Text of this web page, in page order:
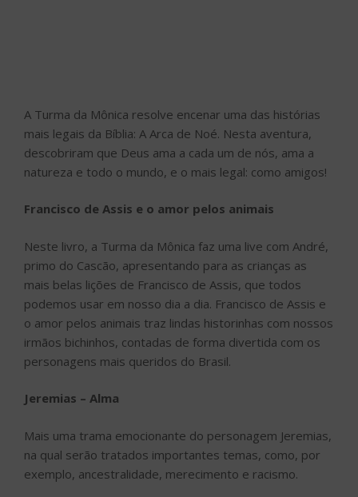
A Turma da Mônica resolve encenar uma das histórias
mais legais da Bíblia: A Arca de Noé. Nesta aventura,
descobriram que Deus ama a cada um de nós, ama a
natureza e todo o mundo, e o mais legal: como amigos!
Francisco de Assis e o amor pelos animais
Neste livro, a Turma da Mônica faz uma live com André,
primo do Cascão, apresentando para as crianças as
mais belas lições de Francisco de Assis, que todos
podemos usar em nosso dia a dia. Francisco de Assis e
o amor pelos animais traz lindas historinhas com nossos
irmãos bichinhos, contadas de forma divertida com os
personagens mais queridos do Brasil.
Jeremias – Alma
Mais uma trama emocionante do personagem Jeremias,
na qual serão tratados importantes temas, como, por
exemplo, ancestralidade, merecimento e racismo.